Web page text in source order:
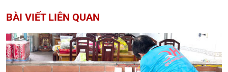
BÀI VIẾT LIÊN QUAN